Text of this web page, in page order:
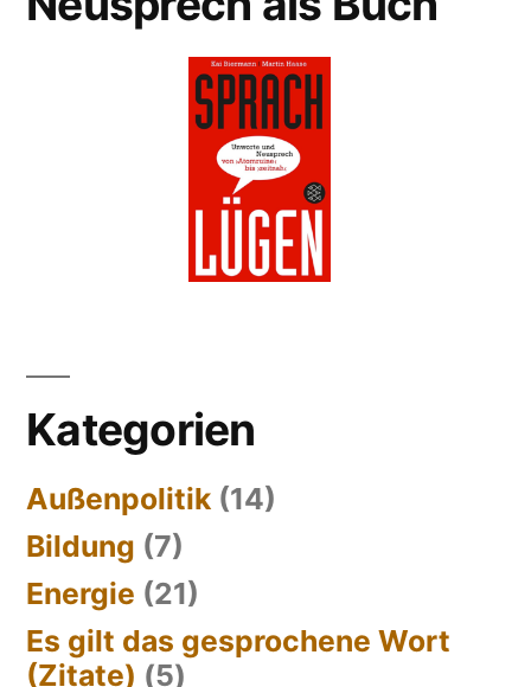
Kategorien
Außenpolitik (14)
Bildung (7)
Energie (21)
Es gilt das gesprochene Wort
(Zitate) (5)